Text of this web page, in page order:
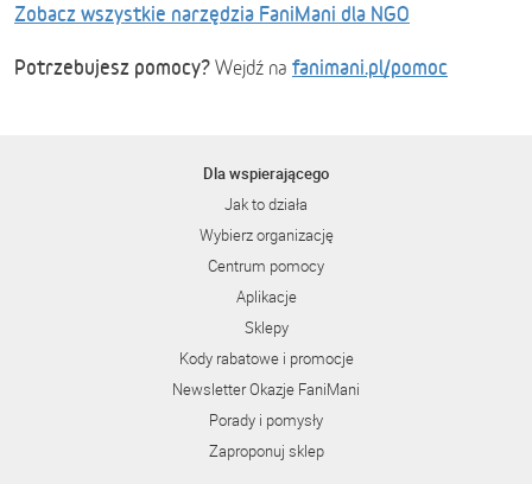
Zobacz wszystkie narzędzia FaniMani dla NGO
Potrzebujesz pomocy? Wejdź na fanimani.pl/pomoc
Dla wspierającego
Jak to działa
Wybierz organizację
Centrum pomocy
Aplikacje
Sklepy
Kody rabatowe i promocje
Newsletter Okazje FaniMani
Porady i pomysły
Zaproponuj sklep